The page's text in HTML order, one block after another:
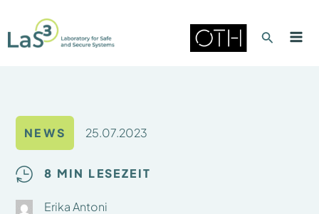
springen
Suche
NEWS 25.07.2023
8 MIN LESEZEIT
Erika Antoni